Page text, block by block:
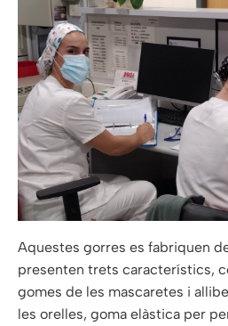
Aquestes gorres es fabriquen
presenten trets característics,
gomes de les mascaretes i
les orelles, goma elàstica per